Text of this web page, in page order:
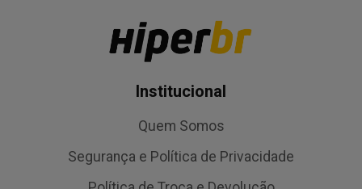
Institucional
Quem Somos
Segurança e Política de Privacidade